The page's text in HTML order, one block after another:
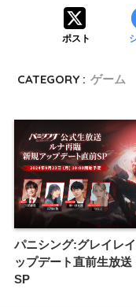
ポスト
CATEGORY : ゲーム
パニシング:グレイレ
ップデート直前生放送
SP